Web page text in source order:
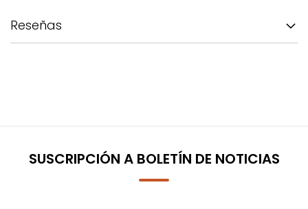
Reseñas
SUSCRIPCIÓN A BOLETÍN DE NOTICIAS